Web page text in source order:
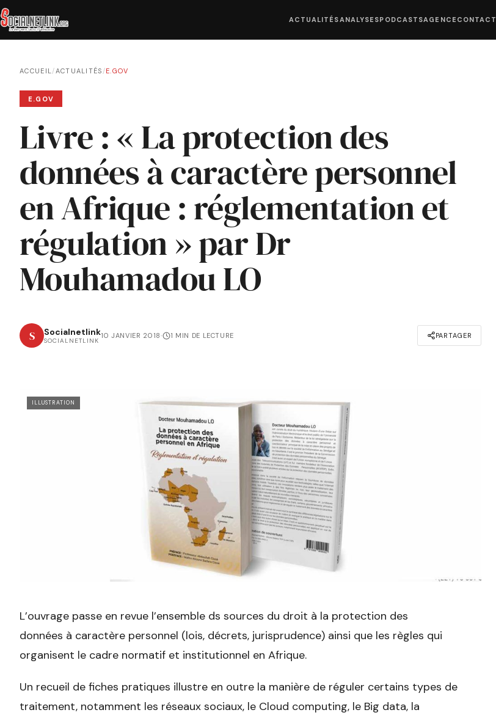
ACTUALITÉSANALYSESPODCASTSAGENCE CONTACT
ACCUEIL/ACTUALITÉS /E.GOV
E.GOV
Livre : « La protection des
données à caractère personnel
en Afrique : réglementation et
régulation » par Dr
Mouhamadou LO
S Socialnetlink
SOCIALNETLINK
10 JANVIER 2018· 1 MIN DE LECTURE PARTAGER
ILLUSTRATION
L’ouvrage passe en revue l’ensemble ds sources du droit à la protection des
données à caractère personnel (lois, décrets, jurisprudence) ainsi que les règles qui
organisent le cadre normatif et institutionnel en Afrique.
Un recueil de fiches pratiques illustre en outre la manière de réguler certains types de
traitement, notamment les réseaux sociaux, le Cloud computing, le Big data, la